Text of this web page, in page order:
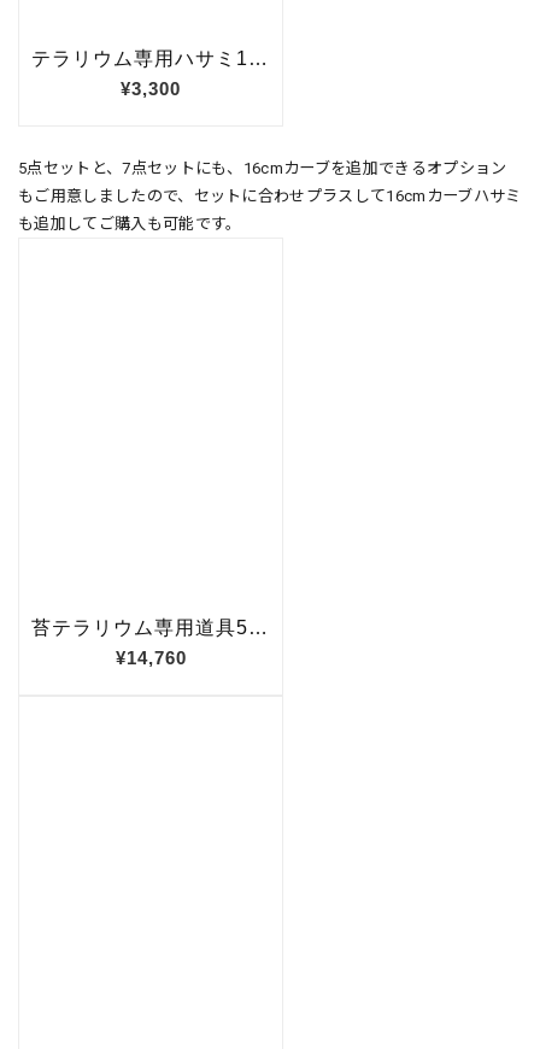
5点セットと、7点セットにも、16cmカーブを追加できるオプション
もご用意しましたので、セットに合わせプラスして16cmカーブハサミ
も追加してご購入も可能です。